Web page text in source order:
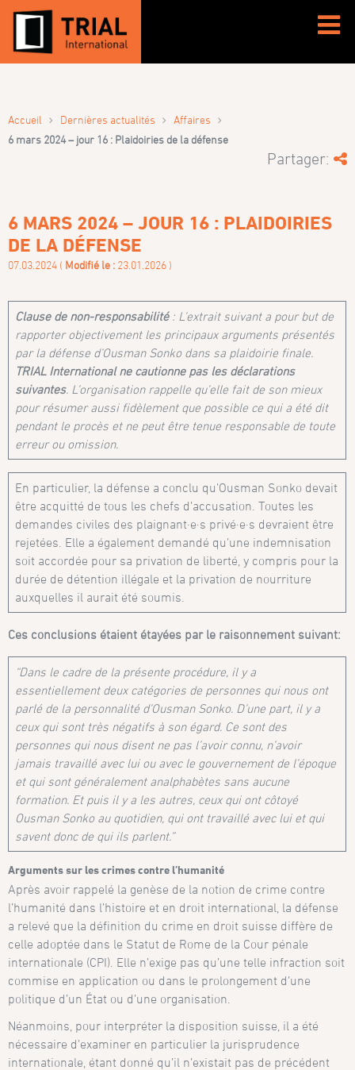
Accueil › Dernières actualités › Affaires ›
6 mars 2024 – jour 16 : Plaidoiries de la défense
Partager:
6 MARS 2024 – JOUR 16 : PLAIDOIRIES
DE LA DÉFENSE
07.03.2024 ( Modifié le : 23.01.2026 )
Clause de non-responsabilité: L’extrait suivant a pour but de
rapporter objectivement les principaux arguments présentés
par la défense d’Ousman Sonko dans sa plaidoirie finale.
TRIAL International ne cautionne pas les déclarations
suivantes. L’organisation rappelle qu’elle fait de son mieux
pour résumer aussi fidèlement que possible ce qui a été dit
pendant le procès et ne peut être tenue responsable de toute
erreur ou omission.
En particulier, la défense a conclu qu’Ousman Sonko devait
être acquitté de tous les chefs d’accusation. Toutes les
demandes civiles des plaignant·e·s privé·e·s devraient être
rejetées. Elle a également demandé qu’une indemnisation
soit accordée pour sa privation de liberté, y compris pour la
durée de détention illégale et la privation de nourriture
auxquelles il aurait été soumis.
Ces conclusions étaient étayées par le raisonnement suivant:
“Dans le cadre de la présente procédure, il y a
essentiellement deux catégories de personnes qui nous ont
parlé de la personnalité d’Ousman Sonko. D’une part, il y a
ceux qui sont très négatifs à son égard. Ce sont des
personnes qui nous disent ne pas l’avoir connu, n’avoir
jamais travaillé avec lui ou avec le gouvernement de l’époque
et qui sont généralement analphabètes sans aucune
formation. Et puis il y a les autres, ceux qui ont côtoyé
Ousman Sonko au quotidien, qui ont travaillé avec lui et qui
savent donc de qui ils parlent.”
Arguments sur les crimes contre l’humanité
Après avoir rappelé la genèse de la notion de crime contre
l’humanité dans l’histoire et en droit international, la défense
a relevé que la définition du crime en droit suisse diffère de
celle adoptée dans le Statut de Rome de la Cour pénale
internationale (CPI). Elle n’exige pas qu’une telle infraction soit
commise en application ou dans le prolongement d’une
politique d’un État ou d’une organisation.
Néanmoins, pour interpréter la disposition suisse, il a été
nécessaire d’examiner en particulier la jurisprudence
internationale, étant donné qu’il n’existait pas de précédent